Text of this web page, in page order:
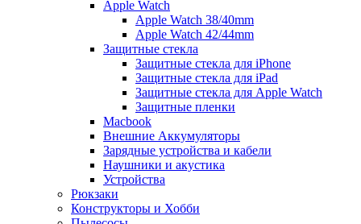
Apple Watch
Apple Watch 38/40mm
Apple Watch 42/44mm
Защитные стекла
Защитные стекла для iPhone
Защитные стекла для iPad
Защитные стекла для Apple Watch
Защитные пленки
Macbook
Внешние Аккумуляторы
Зарядные устройства и кабели
Наушники и акустика
Устройства
Рюкзаки
Конструкторы и Хобби